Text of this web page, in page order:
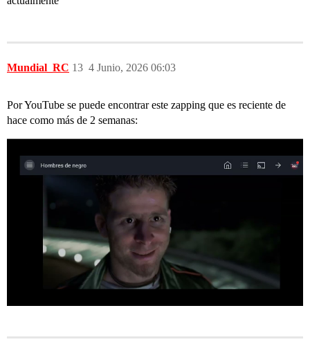
Mundial_RC 4 Junio, 2026 06:03
13
Por YouTube se puede encontrar este zapping que es reciente de
hace como más de 2 semanas: